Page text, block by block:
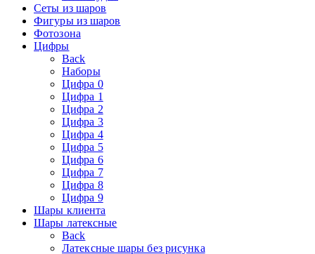
Сеты из шаров
Фигуры из шаров
Фотозона
Цифры
Back
Наборы
Цифра 0
Цифра 1
Цифра 2
Цифра 3
Цифра 4
Цифра 5
Цифра 6
Цифра 7
Цифра 8
Цифра 9
Шары клиента
Шары латексные
Back
Латексные шары без рисунка